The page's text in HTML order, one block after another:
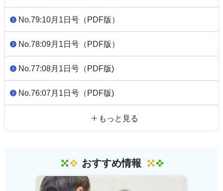
No.79:10月1日号（PDF版）
No.78:09月1日号（PDF版）
No.77:08月1日号（PDF版)
No.76:07月1日号（PDF版)
もっと見る
おすすめ情報